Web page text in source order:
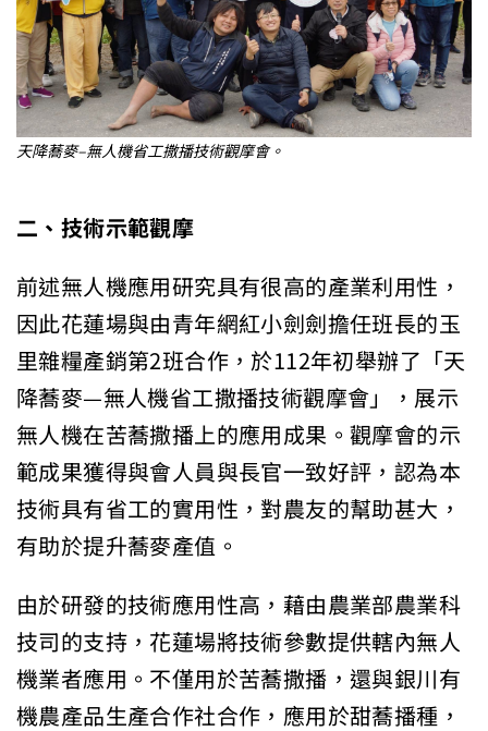
天降蕎麥–無人機省工撒播技術觀摩會。
二、技術示範觀摩
前述無人機應用研究具有很高的產業利用性，
因此花蓮場與由青年網紅小劍劍擔任班長的玉
里雜糧產銷第2班合作，於112年初舉辦了「天
降蕎麥—無人機省工撒播技術觀摩會」，展示
無人機在苦蕎撒播上的應用成果。觀摩會的示
範成果獲得與會人員與長官一致好評，認為本
技術具有省工的實用性，對農友的幫助甚大，
有助於提升蕎麥產值。
由於研發的技術應用性高，藉由農業部農業科
技司的支持，花蓮場將技術參數提供轄內無人
機業者應用。不僅用於苦蕎撒播，還與銀川有
機農產品生產合作社合作，應用於甜蕎播種，